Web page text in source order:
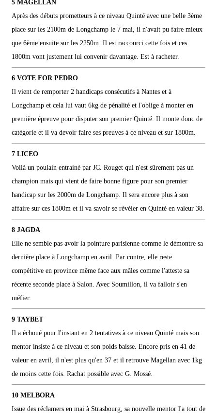
5 MAGELLAN
Après des débuts prometteurs à ce niveau Quinté avec une belle 3ème
place sur les 2100m de Longchamp le 7 mai, il n'avait pu faire mieux
que 6ème ensuite sur les 2250m. Il est raccourci cette fois et ces
1800m vont justement lui convenir davantage. Est à racheter.
6 VOTE FOR PEDRO
Il vient de remporter 2 handicaps consécutifs à Nantes et à
Longchamp et cela lui vaut 6kg de pénalité et l'oblige à monter en
première épreuve pour disputer son premier Quinté. Il monte donc de
catégorie et il va devoir faire ses preuves à ce niveau et sur 1800m.
7 LICEO
Voilà un poulain entrainé par JC. Rouget qui n'est sûrement pas un
champion mais qui vient de faire bonne figure pour son premier
handicap sur les 2000m de Longchamp. Il sera encore plus à son
affaire sur ces 1800m et il va savoir se révéler en Quinté en valeur 38.
8 JAGDA
Elle ne semble pas avoir la pointure parisienne comme le démontre sa
dernière place à Longchamp en avril. Par contre, elle reste
compétitive en province même face aux mâles comme l'atteste sa
récente seconde place à Salon. Avec Soumillon, il va falloir s'en
méfier.
9 TAYBET
Il a échoué pour l'instant en 2 tentatives à ce niveau Quinté mais son
mentor insiste à ce niveau et son poids baisse. Encore pris en 41 de
valeur en avril, il n'est plus qu'en 37 et il retrouve Magellan avec 1kg
de moins cette fois. Rachat possible avec G. Mossé.
10 MELBORA
Issue des réclamers en mai à Strasbourg, sa nouvelle mentor l'a tout de